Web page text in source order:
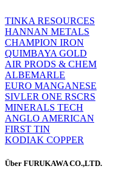
TINKA RESOURCES
HANNAN METALS
CHAMPION IRON
QUIMBAYA GOLD
AIR PRODS & CHEM
ALBEMARLE
EURO MANGANESE
SIVLER ONE RSCRS
MINERALS TECH
ANGLO AMERICAN
FIRST TIN
KODIAK COPPER
Über FURUKAWA CO.,LTD.